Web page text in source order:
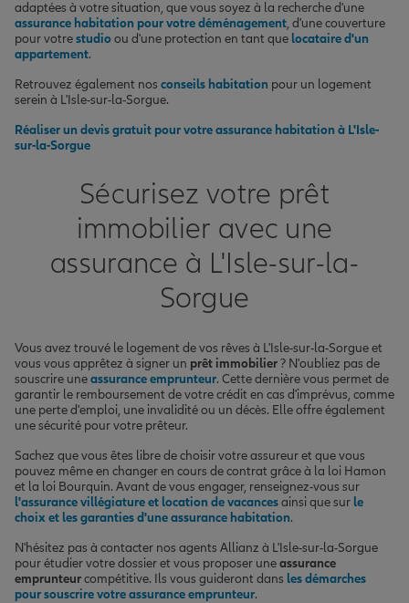
adaptées à votre situation, que vous soyez à la recherche d'une
assurance habitation pour votre déménagement, d'une couverture
pour votrestudioou d'une protection en tant que locataire d'un
appartement.
Retrouvez également nos conseils habitation pour un logement
serein à L'Isle-sur-la-Sorgue.
Réaliser un devis gratuit pour votre assurance habitation à L'Isle-
sur-la-Sorgue
Sécurisez votre prêt
immobilier avec une
assurance à L'Isle-sur-la-
Sorgue
Vous avez trouvé le logement de vos rêves à L'Isle-sur-la-Sorgue et
vous vous apprêtez à signer un prêt immobilier? N'oubliez pas de
souscrire uneassurance emprunteur. Cette dernière vous permet de
garantir le remboursement de votre crédit en cas d'imprévus, comme
une perte d'emploi, une invalidité ou un décès. Elle offre également
une sécurité pour votre prêteur.
Sachez que vous êtes libre de choisir votre assureur et que vous
pouvez même en changer en cours de contrat grâce à la loi Hamon
et la loi Bourquin. Avant de vous engager, renseignez-vous sur
l'assurance villégiature et location de vacancesainsi que sur le
choix et les garanties d'une assurance habitation.
N'hésitez pas à contacter nos agents Allianz à L'Isle-sur-la-Sorgue
pour étudier votre dossier et vous proposer uneassurance
emprunteurcompétitive. Ils vous guideront dans les démarches
pour souscrire votre assurance emprunteur.